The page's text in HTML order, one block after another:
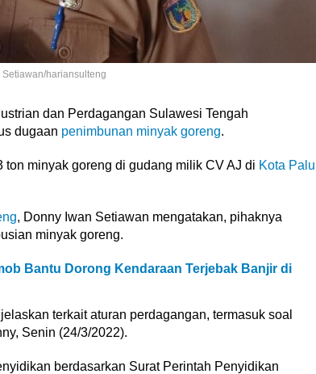
hariansulteng
dan Perdagangan Sulawesi Tengah
dugaan penimbunan minyak goreng.
minyak goreng di gudang milik CV AJ di Kota Palu
, Donny Iwan Setiawan mengatakan, pihaknya
minyak goreng.
Bantu Dorong Kendaraan Terjebak Banjir di
terkait aturan perdagangan, termasuk soal
Senin (24/3/2022).
berdasarkan Surat Perintah Penyidikan